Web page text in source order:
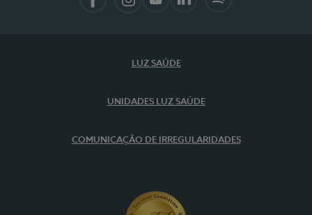
LUZ SAÚDE
UNIDADES LUZ SAÚDE
COMUNICAÇÃO DE IRREGULARIDADES